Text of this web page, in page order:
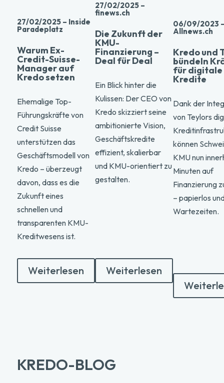
27/02/2025 – Inside
Paradeplatz
Warum Ex-
Credit-Suisse-
Manager auf
Kredo setzen
Ehemalige Top-
Führungskräfte von
Credit Suisse
unterstützen das
Geschäftsmodell von
Kredo – überzeugt
davon, dass es die
Zukunft eines
schnellen und
transparenten KMU-
Kreditwesens ist.
Weiterlesen
27/02/2025 –
finews.ch
Die Zukunft der
KMU-
Finanzierung –
Deal für Deal
Ein Blick hinter die
Kulissen: Der CEO von
Kredo skizziert seine
ambitionierte Vision,
Geschäftskredite
effizient, skalierbar
und KMU-orientiert zu
gestalten.
Weiterlesen
06/09/2023
Allnews.ch
Kredo und
bündeln
für digitale
Kredite
Dank der
von Teylors
können
KMU nun
Minuten auf
Finanzierung
– papierlos
Wartezeiten.
KREDO-BLOG